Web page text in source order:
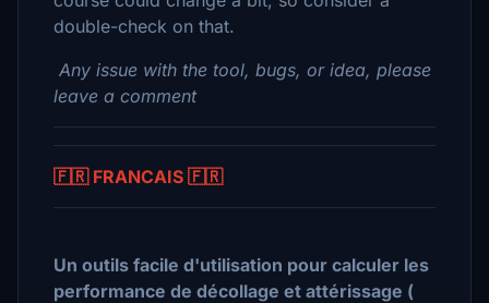
double-check on that.
Any issue with the tool, bugs, or idea, please
leave a comment
🇫🇷 FRANCAIS 🇫🇷
Un outils facile d'utilisation pour calculer les
performance de décollage et attérissage (